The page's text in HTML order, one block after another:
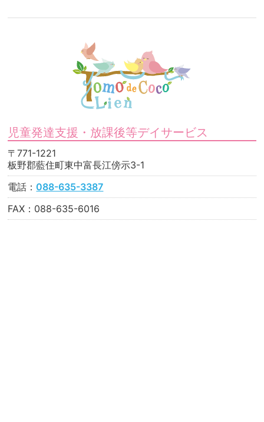
児童発達支援・放課後等デイサービス
〒771-1221
板野郡藍住町東中富長江傍示3-1
電話：088-635-3387
FAX：088-635-6016